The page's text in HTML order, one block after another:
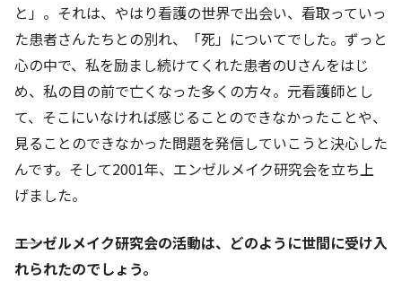
と」。それは、やはり看護の世界で出会い、看取っていっ
た患者さんたちとの別れ、「死」についてでした。ずっと
心の中で、私を励まし続けてくれた患者のUさんをはじ
め、私の目の前で亡くなった多くの方々。元看護師とし
て、そこにいなければ感じることのできなかったことや、
見ることのできなかった問題を発信していこうと決心した
んです。そして2001年、エンゼルメイク研究会を立ち上
げました。
――エンゼルメイク研究会の活動は、どのように世間に受け入
れられたのでしょう。